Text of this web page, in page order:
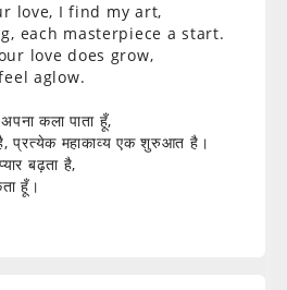
love, I find my art,
each masterpiece a start.
love does grow,
aglow.
अपना कला पाता हूँ,
प्रत्येक महाकाव्य एक शुरुआत है।
बढ़ता है,
हूँ।